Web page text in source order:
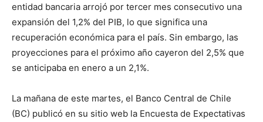
entidad bancaria arrojó por tercer mes consecutivo una
expansión del 1,2% del PIB, lo que significa una
recuperación económica para el país. Sin embargo, las
proyecciones para el próximo año cayeron del 2,5% que
se anticipaba en enero a un 2,1%.
La mañana de este martes, el Banco Central de Chile
(BC) publicó en su sitio web la Encuesta de Expectativas